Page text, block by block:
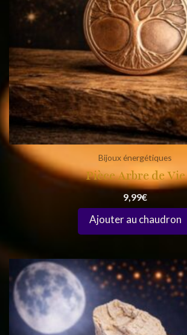
Bijoux énergétiques
Pièce Arbre de Vie
9,99€